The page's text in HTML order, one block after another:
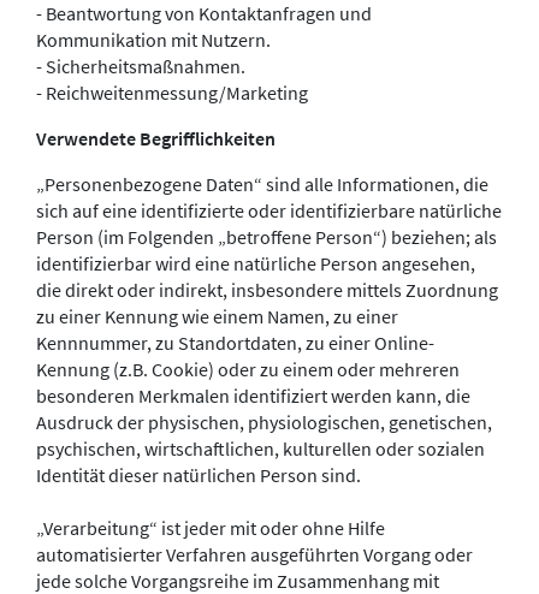
- Beantwortung von Kontaktanfragen und
Kommunikation mit Nutzern.
- Sicherheitsmaßnahmen.
- Reichweitenmessung/Marketing
Verwendete Begrifflichkeiten
„Personenbezogene Daten“ sind alle Informationen, die
sich auf eine identifizierte oder identifizierbare natürliche
Person (im Folgenden „betroffene Person“) beziehen; als
identifizierbar wird eine natürliche Person angesehen,
die direkt oder indirekt, insbesondere mittels Zuordnung
zu einer Kennung wie einem Namen, zu einer
Kennnummer, zu Standortdaten, zu einer Online-
Kennung (z.B. Cookie) oder zu einem oder mehreren
besonderen Merkmalen identifiziert werden kann, die
Ausdruck der physischen, physiologischen, genetischen,
psychischen, wirtschaftlichen, kulturellen oder sozialen
Identität dieser natürlichen Person sind.
„Verarbeitung“ ist jeder mit oder ohne Hilfe
automatisierter Verfahren ausgeführten Vorgang oder
jede solche Vorgangsreihe im Zusammenhang mit